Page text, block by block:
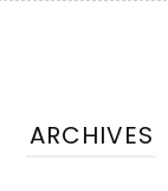
ARCHIVES